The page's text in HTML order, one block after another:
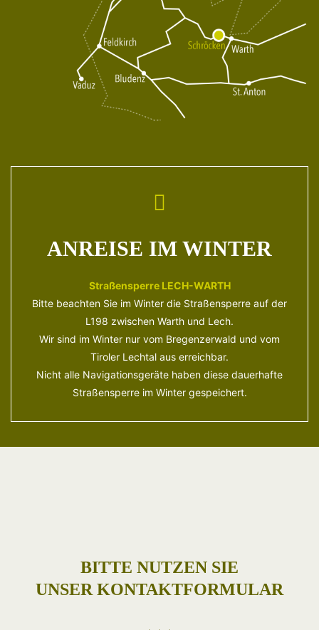
ANREISE IM WINTER
Straßensperre LECH-WARTH
Bitte beachten Sie im Winter die Straßensperre auf der
L198 zwischen Warth und Lech.
Wir sind im Winter nur vom Bregenzerwald und vom
Tiroler Lechtal aus erreichbar.
Nicht alle Navigationsgeräte haben diese dauerhafte
Straßensperre im Winter gespeichert.
BITTE NUTZEN SIE
UNSER KONTAKTFORMULAR